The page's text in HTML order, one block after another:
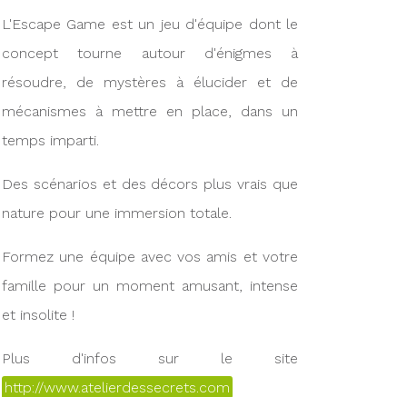
L'Escape Game est un jeu d'équipe dont le
concept tourne autour d'énigmes à
résoudre, de mystères à élucider et de
mécanismes à mettre en place, dans un
temps imparti.
Des scénarios et des décors plus vrais que
nature pour une immersion totale.
Formez une équipe avec vos amis et votre
famille pour un moment amusant, intense
et insolite !
Plus d'infos sur le site
http://www.atelierdessecrets.com